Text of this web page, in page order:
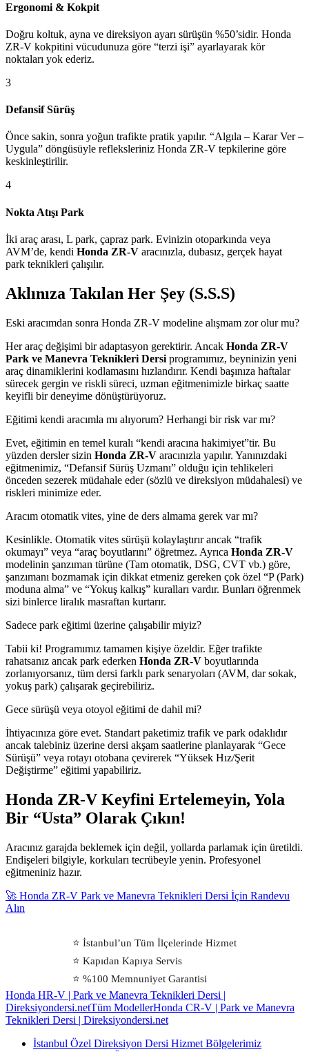
Ergonomi & Kokpit
Doğru koltuk, ayna ve direksiyon ayarı sürüşün %50’sidir. Honda
ZR-V kokpitini vücudunuza göre “terzi işi” ayarlayarak kör
noktaları yok ederiz.
3
Defansif Sürüş
Önce sakin, sonra yoğun trafikte pratik yapılır. “Algıla – Karar Ver –
Uygula” döngüsüyle refleksleriniz Honda ZR-V tepkilerine göre
keskinleştirilir.
4
Nokta Atışı Park
İki araç arası, L park, çapraz park. Evinizin otoparkında veya
AVM’de, kendi Honda ZR-V aracınızla, dubasız, gerçek hayat
park teknikleri çalışılır.
Aklınıza Takılan Her Şey (S.S.S)
Eski aracımdan sonra Honda ZR-V modeline alışmam zor olur mu?
Her araç değişimi bir adaptasyon gerektirir. Ancak Honda ZR-V
Park ve Manevra Teknikleri Dersi programımız, beyninizin yeni
araç dinamiklerini kodlamasını hızlandırır. Kendi başınıza haftalar
sürecek gergin ve riskli süreci, uzman eğitmenimizle birkaç saatte
keyifli bir deneyime dönüştürüyoruz.
Eğitimi kendi aracımla mı alıyorum? Herhangi bir risk var mı?
Evet, eğitimin en temel kuralı “kendi aracına hakimiyet”tir. Bu
yüzden dersler sizin Honda ZR-V aracınızla yapılır. Yanınızdaki
eğitmenimiz, “Defansif Sürüş Uzmanı” olduğu için tehlikeleri
önceden sezerek müdahale eder (sözlü ve direksiyon müdahalesi) ve
riskleri minimize eder.
Aracım otomatik vites, yine de ders almama gerek var mı?
Kesinlikle. Otomatik vites sürüşü kolaylaştırır ancak “trafik
okumayı” veya “araç boyutlarını” öğretmez. Ayrıca Honda ZR-V
modelinin şanzıman türüne (Tam otomatik, DSG, CVT vb.) göre,
şanzımanı bozmamak için dikkat etmeniz gereken çok özel “P (Park)
moduna alma” ve “Yokuş kalkış” kuralları vardır. Bunları öğrenmek
sizi binlerce liralık masraftan kurtarır.
Sadece park eğitimi üzerine çalışabilir miyiz?
Tabii ki! Programımız tamamen kişiye özeldir. Eğer trafikte
rahatsanız ancak park ederken Honda ZR-V boyutlarında
zorlanıyorsanız, tüm dersi farklı park senaryoları (AVM, dar sokak,
yokuş park) çalışarak geçirebiliriz.
Gece sürüşü veya otoyol eğitimi de dahil mi?
İhtiyacınıza göre evet. Standart paketimiz trafik ve park odaklıdır
ancak talebiniz üzerine dersi akşam saatlerine planlayarak “Gece
Sürüşü” veya rotayı otobana çevirerek “Yüksek Hız/Şerit
Değiştirme” eğitimi yapabiliriz.
Honda ZR-V Keyfini Ertelemeyin, Yola
Bir “Usta” Olarak Çıkın!
Aracınız garajda beklemek için değil, yollarda parlamak için üretildi.
Endişeleri bilgiyle, korkuları tecrübeyle yenin. Profesyonel
eğitmeniniz hazır.
🚀 Honda ZR-V Park ve Manevra Teknikleri Dersi İçin Randevu
Alın
⭐ İstanbul’un Tüm İlçelerinde Hizmet
⭐ Kapıdan Kapıya Servis
⭐ %100 Memnuniyet Garantisi
Honda HR-V | Park ve Manevra Teknikleri Dersi |
Direksiyondersi.netTüm ModellerHonda CR-V | Park ve Manevra
Teknikleri Dersi | Direksiyondersi.net
İstanbul Özel Direksiyon Dersi Hizmet Bölgelerimiz